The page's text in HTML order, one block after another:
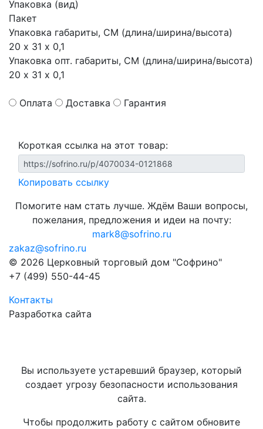
Упаковка (вид)
Пакет
Упаковка габариты, СМ (длина/ширина/высота)
20 х 31 х 0,1
Упаковка опт. габариты, СМ (длина/ширина/высота)
20 х 31 х 0,1
Оплата Доставка Гарантия
Короткая ссылка на этот товар:
Копировать ссылку
Помогите нам стать лучше. Ждём Ваши вопросы,
пожелания, предложения и идеи на почту:
mark8@sofrino.ru
zakaz@sofrino.ru
© 2026 Церковный торговый дом "Софрино"
+7 (499) 550-44-45
Контакты
Разработка сайта
Вы используете устаревший браузер, который
создает угрозу безопасности использования
сайта.
Чтобы продолжить работу с сайтом обновите